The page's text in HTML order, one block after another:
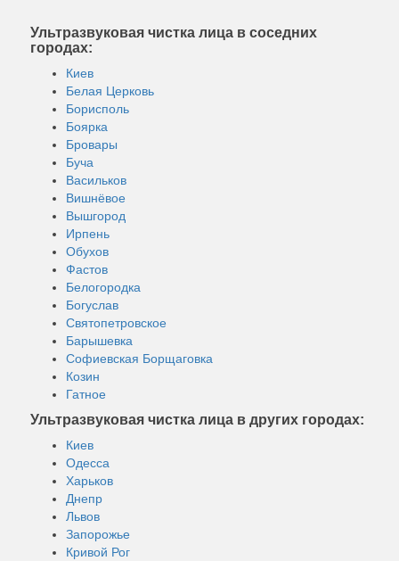
Ультразвуковая чистка лица в соседних
городах:
Киев
Белая Церковь
Борисполь
Боярка
Бровары
Буча
Васильков
Вишнёвое
Вышгород
Ирпень
Обухов
Фастов
Белогородка
Богуслав
Святопетровское
Барышевка
Софиевская Борщаговка
Козин
Гатное
Ультразвуковая чистка лица в других городах:
Киев
Одесса
Харьков
Днепр
Львов
Запорожье
Кривой Рог